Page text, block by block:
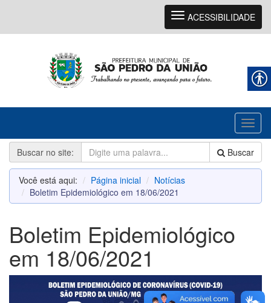
Navegação
ACESSIBILIDADE
Buscar no site:
Buscar
Você está aqui: Página inicial
Notícias
Boletim Epidemiológico em 18/06/2021
Boletim Epidemiológico
em 18/06/2021